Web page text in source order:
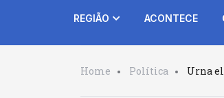
REGIÃO ACONTECE
Home Política Urna